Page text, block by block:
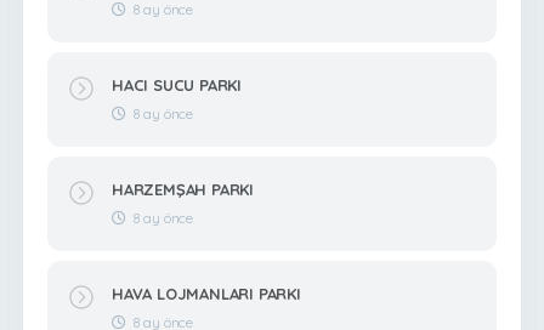
8 ay önce
HACI SUCU PARKI
8 ay önce
HARZEMŞAH PARKI
8 ay önce
HAVA LOJMANLARI PARKI
8 ay önce